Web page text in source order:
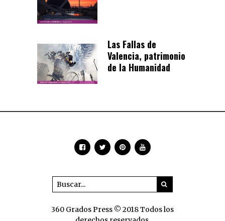
Las Fallas de
Valencia, patrimonio
de la Humanidad
360 Grados Press © 2018 Todos los